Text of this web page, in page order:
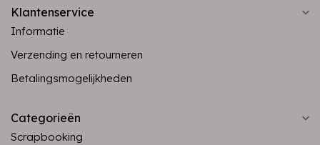
Klantenservice
Informatie
Verzending en retourneren
Betalingsmogelijkheden
Categorieën
Scrapbooking